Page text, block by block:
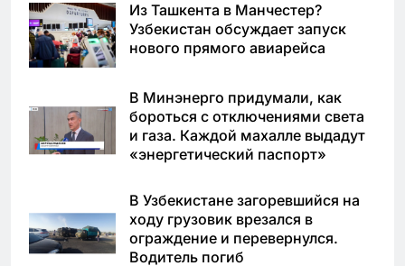
Из Ташкента в Манчестер?
Узбекистан обсуждает запуск
нового прямого авиарейса
В Минэнерго придумали, как
бороться с отключениями света
и газа. Каждой махалле выдадут
«энергетический паспорт»
В Узбекистане загоревшийся на
ходу грузовик врезался в
ограждение и перевернулся.
Водитель погиб